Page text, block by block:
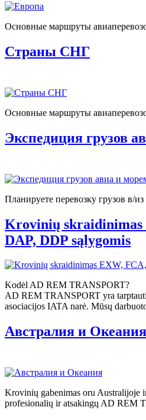
Основные маршруты
Страны СНГ
Основные маршруты
Экспедиция грузов
Планируете перевозку грузов в/
Krovinių skraidinimas
DAP, DDP sąlygomis
Kodėl AD REM TRANSPORT?
AD REM TRANSPORT yra
asociacijos IATA narė. Mūsų
Австралия и Океания
Krovinių gabenimas oru Australijoje
profesionalių ir atsakingų AD REM